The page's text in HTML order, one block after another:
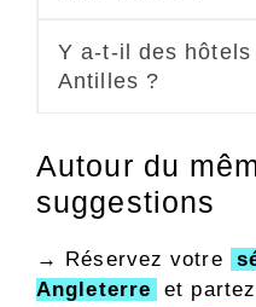
Y a-t-il des
Antilles ?
Autour du
suggestions
→ Réservez votre
Angleterre
et